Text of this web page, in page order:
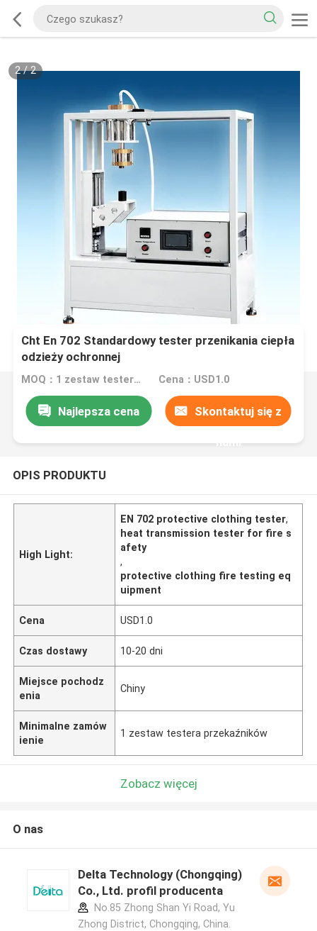
2/2
Cht En 702 Standardowy tester przenikania ciepła
odzieży ochronnej
MOQ：1 zestaw testera przekaźników Cena：USD1.0
Najlepsza cena Skontaktuj się z
nami
OPIS PRODUKTU
High Light:
EN 702 protective clothing tester,
heat transmission tester for fire s
afety
,
protective clothing fire testing eq
uipment
Cena USD1.0
Czas dostawy 10-20 dni
Miejsce pochodz
enia
Chiny
Minimalne zamów
ienie
1 zestaw testera przekaźników
Zobacz więcej
O nas
Delta Technology (Chongqing)
Co., Ltd. profil producenta
No.85 Zhong Shan Yi Road, Yu
Zhong District, Chongqing, China.